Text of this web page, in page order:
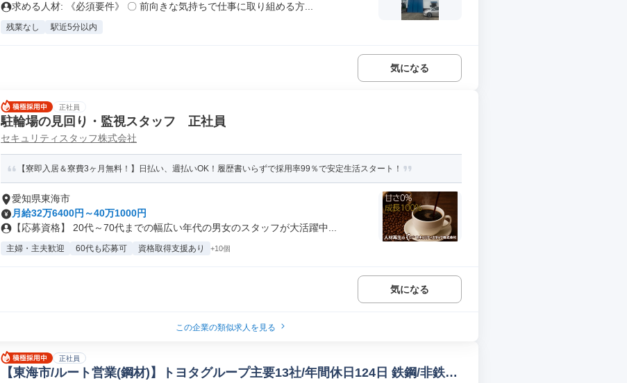
求める人材: 《必須要件》 〇 前向きな気持ちで仕事に取り組める方...
残業なし 駅近5分以内
気になる
正社員
駐輪場の見回り・監視スタッフ 正社員
セキュリティスタッフ株式会社
【寮即入居＆寮費3ヶ月無料！】日払い、週払いOK！履歴書いらずで採用率99％で安定生活スタート！
愛知県東海市
月給32万6400円～40万1000円
【応募資格】 20代～70代までの幅広い年代の男女のスタッフが大活躍中...
主婦・主夫歓迎 60代も応募可 資格取得支援あり +10個
気になる
この企業の類似求人を見る
正社員
【東海市/ルート営業(鋼材)】トヨタグループ主要13社/年間休日124日 鉄鋼/非鉄金